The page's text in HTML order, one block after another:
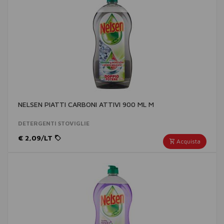
NELSEN PIATTI CARBONI ATTIVI 900 ML M
DETERGENTI STOVIGLIE
Acquista
€ 2,09/LT